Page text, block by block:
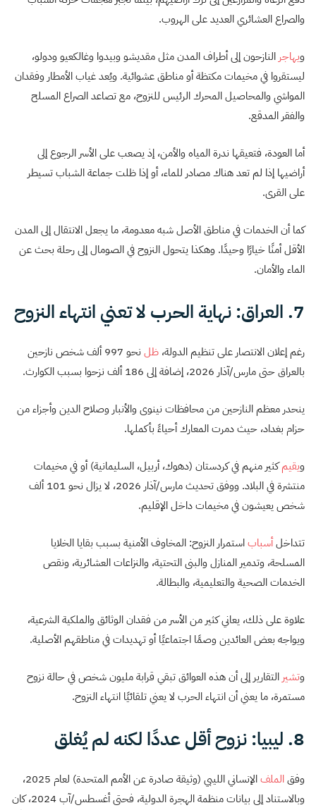
والصراع العشائري العديد على الهروب.
ويهاجر النازحون إلى أطراف المدن مثل مقديشو وبيدوا وغالكعيو ودولو،
ليستقروا في مخيمات مكتظة أو مناطق عشوائية. ويُعد غياب الأمطار وفقدان
المواشي والمحاصيل المحرك الرئيس للنزوح، مع تصاعد الصراع المسلح
والفقر المدقع.
أما العودة، فتعيقها ندرة المياه والأمن، إذ يصعب على الأسر الرجوع إلى
أراضيها إذا لم تعد هناك مصادر للماء، أو إذا ظلت جماعة الشباب تسيطر
على القرى.
كما أن الخدمات في مناطق الأصل شبه معدومة، ما يجعل الانتقال إلى المدن
الأقل أمنًا خيارًا وحيدًا. وهكذا يتحول النزوح في الصومال إلى رحلة بحث عن
الماء والأمان.
7. العراق: نهاية الحرب لا تعني انتهاء النزوح
رغم إعلان الانتصار على تنظيم الدولة، ظل
نحو 997 ألف شخص نازحين
بالعراق حتى مارس/آذار 2026، إضافة إلى 186 ألف نزحوا بسبب الكوارث.
ينحدر معظم النازحين من محافظات نينوى والأنبار وصلاح الدين وأجزاء من
حزام بغداد، حيث دمرت المعارك أحياءً بأكملها.
ويقيمكثير منهم في كردستان (دهوك، أربيل، السليمانية) أو في مخيمات
منتشرة في البلاد. ووفق تحديث مارس/آذار 2026، لا يزال نحو 101 ألف
شخص يعيشون في مخيمات داخل الإقليم.
تتداخلأسباباستمرار النزوح: المخاوف الأمنية بسبب بقايا الخلايا
المسلحة، وتدمير المنازل والبنى التحتية، والنزاعات العشائرية، ونقص
الخدمات الصحية والتعليمية، والبطالة.
علاوة على ذلك، يعاني كثير من الأسر من فقدان الوثائق والملكية الشرعية،
ويواجه بعض العائدين وصمًا اجتماعيًا أو تهديدات في مناطقهم الأصلية.
وتشير التقارير إلى أن هذه العوائق تبقي قرابة مليون شخص في حالة نزوح
مستمرة، ما يعني أن انتهاء الحرب لا يعني تلقائيًا انتهاء النزوح.
8. ليبيا: نزوح أقل عددًا لكنه لم يُغلق
وفقالملف
الإنساني الليبي (وثيقة صادرة عن الأمم المتحدة) لعام 2025،
وبالاستناد إلى بيانات منظمة الهجرة الدولية، فحتى أغسطس/آب 2024، كان